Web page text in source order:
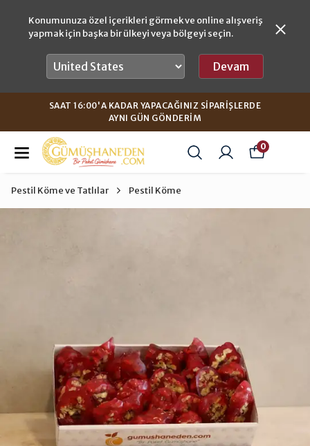
Konumunuza özel içerikleri görmek ve online alışveriş
yapmak için başka bir ülkeyi veya bölgeyi seçin.
Devam
SAAT 16:00'A KADAR YAPACAĞINIZ SIPARIŞLERDE
AYNI GÜN GÖNDERIM
0
Pestil Köme ve Tatlılar Pestil Köme